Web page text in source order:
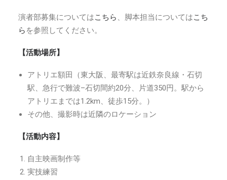
演者部募集についてはこちら 、脚本担当についてはこち
ら を参照してください。
【活動場所】
アトリエ額田（東大阪、最寄駅は近鉄奈良線・石切
駅、急行で難波–石切間約20分、片道350円。駅から
アトリエまでは1.2km、徒歩15分。）
その他、撮影時は近隣のロケーション
【活動内容】
自主映画制作等
実技練習